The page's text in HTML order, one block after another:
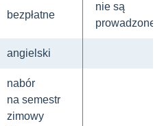
bezpłatne
nie są
prowadzone
angielski
nabór
na semestr
zimowy